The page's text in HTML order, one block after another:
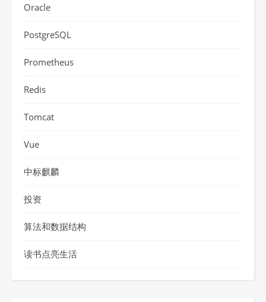
Oracle
PostgreSQL
Prometheus
Redis
Tomcat
Vue
中标麒麟
投资
算法和数据结构
读书点亮生活